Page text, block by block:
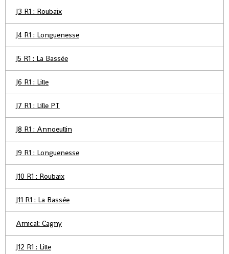
J3 R1 : Roubaix
J4 R1 : Longuenesse
J5 R1 : La Bassée
J6 R1 : Lille
J7 R1 : Lille PT
J8 R1 : Annoeullin
J9 R1 : Longuenesse
J10 R1 : Roubaix
J11 R1 : La Bassée
Amical: Cagny
J12 R1 : Lille